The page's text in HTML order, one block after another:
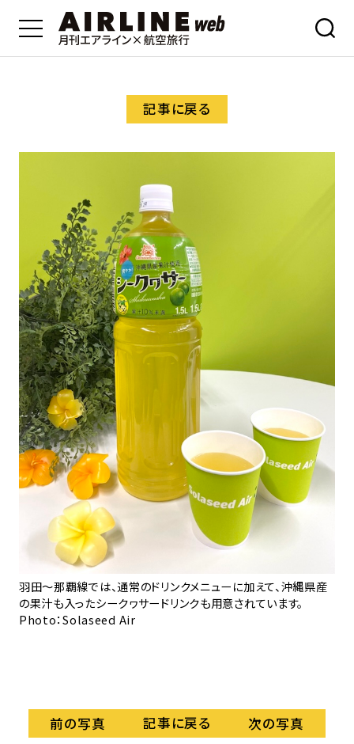
記事に戻る
羽田〜那覇線では、通常のドリンクメニューに加えて、沖縄県産
の果汁も入ったシークヮサードリンクも用意されています。
Photo：Solaseed Air
前の写真 記事に戻る 次の写真